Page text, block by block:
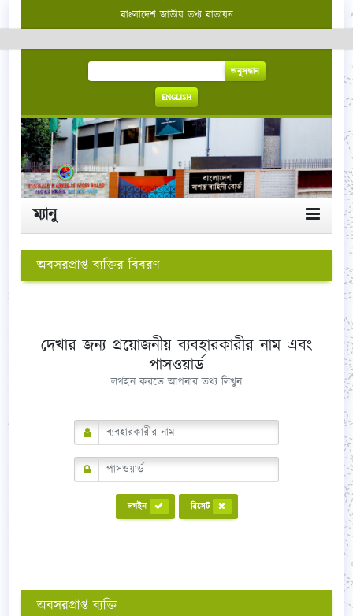
বাংলাদেশ জাতীয় তথ্য বাতায়ন
অনুসন্ধান
ENGLISH
ম্যানু
অবসরপ্রাপ্ত ব্যক্তির বিবরণ
দেখার জন্য প্রয়োজনীয় ব্যবহারকারীর নাম এবং
পাসওয়ার্ড
লগইন করতে আপনার তথ্য লিখুন
লগইন রিসেট
অবসরপ্রাপ্ত ব্যক্তি